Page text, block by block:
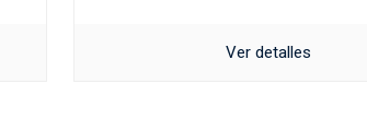
Ver detalles